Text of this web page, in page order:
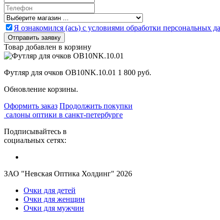
Я ознакомился (ась) с условиями обработки персональных
Товар добавлен в корзину
Футляр для очков OB10NK.10.01 1 800 руб.
Обновление корзины.
Оформить заказ Продолжить покупки
салоны оптики в санкт-петербурге
Подписывайтесь в
социальных сетях:
ЗАО "Невская Оптика Холдинг" 2026
Очки для детей
Очки для женщин
Очки для мужчин